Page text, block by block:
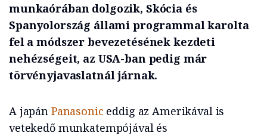
munkaórában dolgozik, Skócia és
Spanyolország állami programmal karolta
fel a módszer bevezetésének kezdeti
nehézségeit, az USA-ban pedig már
törvényjavaslatnál járnak.
A japán Panasonic eddig az Amerikával is
vetekedő munkatempójával és